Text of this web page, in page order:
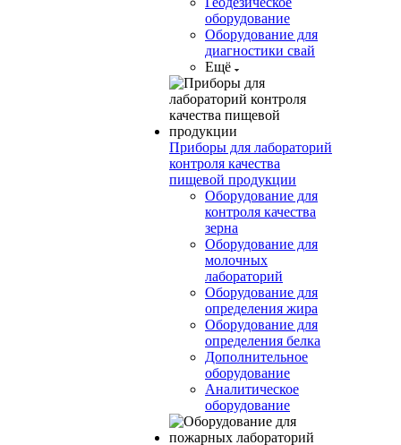
оборудование
Оборудование для
диагностики свай
Ещё
Приборы для лабораторий
контроля качества
пищевой продукции
Оборудование для
контроля качества
зерна
Оборудование для
молочных
лабораторий
Оборудование для
определения жира
Оборудование для
определения белка
Дополнительное
оборудование
Аналитическое
оборудование